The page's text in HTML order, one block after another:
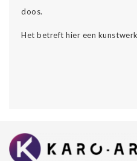
doos.
Het betreft hier een